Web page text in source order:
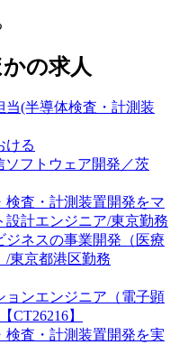
の求人
(半導体検査・計測装
ける
ソフトウェア開発／茨
査・計測装置開発をマ
計エンジニア/東京勤務
ジネスの事業開発（医療
/東京都港区勤務
ョンエンジニア（電子顕
CT26216】
査・計測装置開発を実